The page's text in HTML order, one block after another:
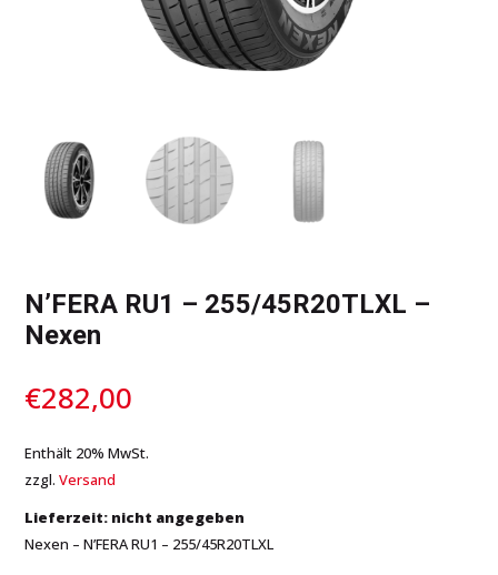
N’FERA RU1 – 255/45R20TLXL –
Nexen
€282,00
Enthält 20% MwSt.
zzgl.Versand
Lieferzeit: nicht angegeben
Nexen – N’FERA RU1 – 255/45R20TLXL